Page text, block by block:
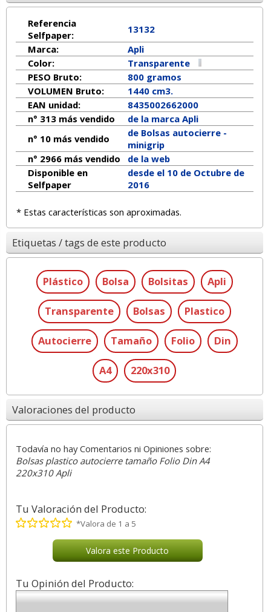
Referencia
Selfpaper:
13132
Marca:
Apli
Color:
Transparente
PESO Bruto:
800 gramos
VOLUMEN Bruto:
1440 cm3.
EAN unidad:
8435002662000
n° 313 más vendido
de la marca Apli
n° 10 más vendido
de Bolsas autocierre -
minigrip
n° 2966 más vendido
de la web
Disponible en
Selfpaper
desde el 10 de Octubre de
2016
* Estas características son aproximadas.
Etiquetas / tags de este producto
Plástico Bolsa Bolsitas Apli
Transparente Bolsas Plastico
Autocierre Tamaño Folio Din
A4 220x310
Valoraciones del producto
Todavía no hay Comentarios ni Opiniones sobre:
Bolsas plastico autocierre tamaño Folio Din A4
220x310 Apli
Tu Valoración del Producto:
*Valora de 1 a 5
Valora este Producto
Tu Opinión del Producto: